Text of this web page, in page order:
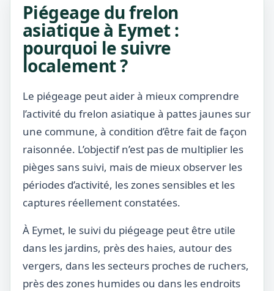
Piégeage du frelon
asiatique à Eymet :
pourquoi le suivre
localement ?
Le piégeage peut aider à mieux comprendre
l’activité du frelon asiatique à pattes jaunes sur
une commune, à condition d’être fait de façon
raisonnée. L’objectif n’est pas de multiplier les
pièges sans suivi, mais de mieux observer les
périodes d’activité, les zones sensibles et les
captures réellement constatées.
À Eymet, le suivi du piégeage peut être utile
dans les jardins, près des haies, autour des
vergers, dans les secteurs proches de ruchers,
près des zones humides ou dans les endroits